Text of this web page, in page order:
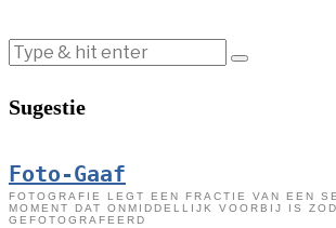
Sugestie
Foto-Gaaf
FOTOGRAFIE LEGT EEN FRACTIE VAN EEN
MOMENT DAT ONMIDDELLIJK VOORBIJ IS
GEFOTOGRAFEERD